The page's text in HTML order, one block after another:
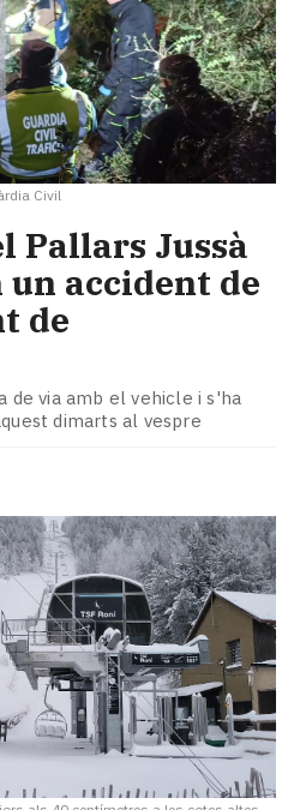
Civil
Pallars Jussà
un accident de
de
de via amb el vehicle i s'ha
dimarts al vespre